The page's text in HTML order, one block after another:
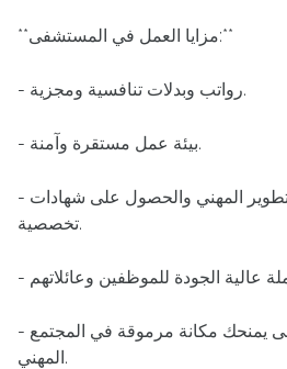
**مزايا العمل في المستشفى:**
- رواتب وبدلات تنافسية ومجزية.
- بيئة عمل مستقرة وآمنة.
- يوفر المستشفى فرصًا للتطوير المهني والحصول على شهادات
تخصصية.
- العمل في هذا المستشفى يمنحك مكانة مرموقة في المجتمع
المهني.